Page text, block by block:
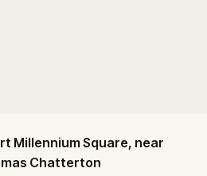
Millennium Square, near
Chatterton